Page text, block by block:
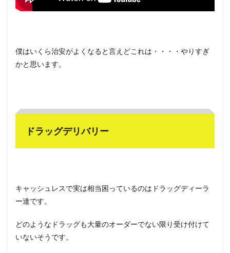
僕はいくら治安がよくなると言えどこれは・・・・やりすぎ
かと思います。
ドラッグデリバリー
キャッシュレスで実は相当困っているのはドラッグディーラ
ー達です。
どのようなドラッグも大量のオーダーでない限り受け付けて
いないそうです。